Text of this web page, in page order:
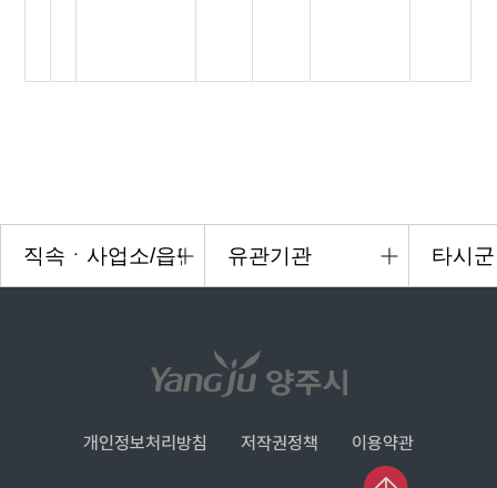
개인정보처리방침 저작권정책 이용약관